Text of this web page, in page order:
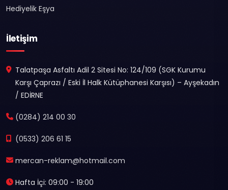
Hediyelik Eşya
İletişim
Talatpaşa Asfaltı Adil 2 Sitesi No: 124/109 (SGK Kurumu
Karşı Çaprazı / Eski İl Halk Kütüphanesi Karşısı) – Ayşekadın
/ EDİRNE
(0284) 214 00 30
(0533) 206 61 15
mercan-reklam@hotmail.com
Hafta İçi: 09:00 - 19:00